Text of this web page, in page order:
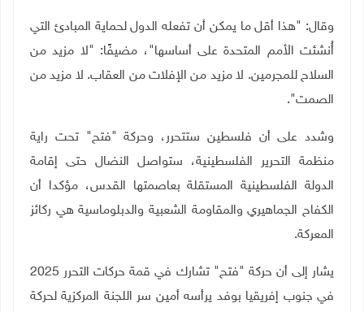
وقال: "هذا أقل ما يمكن أن تفعله الدول لحماية المبادئ التي
أُنشئت الأمم المتحدة على أساسها"، مضيفًا: "لا مزيد من
السلاح للمجرمين. لا مزيد من الإفلات من العقاب. لا مزيد من
الصمت".
وشدد على أن فلسطين ستتحرر، وحركة "فتح" تحت راية
منظمة التحرير الفلسطينية، ستواصل النضال حتى إقامة
الدولة الفلسطينية المستقلة بعاصمتها القدس، مؤكدا أن
الكفاح الجماهيري والمقاومة الشعبية والدبلوماسية هي ركائز
المعركة.
يشار إلى أن حركة "فتح" تشارك في قمة حركات التحرر 2025
في جنوب إفريقيا بوفد يرأسه أمين سر اللجنة المركزية لحركة